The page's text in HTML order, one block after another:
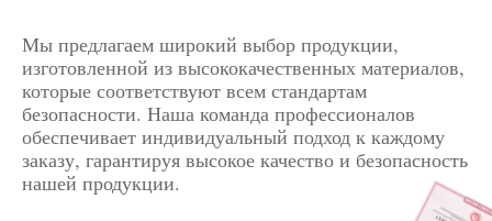
Мы предлагаем широкий выбор продукции,
изготовленной из высококачественных материалов,
которые соответствуют всем стандартам
безопасности. Наша команда профессионалов
обеспечивает индивидуальный подход к каждому
заказу, гарантируя высокое качество и безопасность
нашей продукции.